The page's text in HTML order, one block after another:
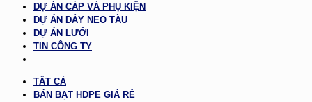
DỰ ÁN CÁP VÀ PHỤ KIỆN
DỰ ÁN DÂY NEO TÀU
DỰ ÁN LƯỚI
TIN CÔNG TY
TẤT CẢ
BÁN BẠT HDPE GIÁ RẺ